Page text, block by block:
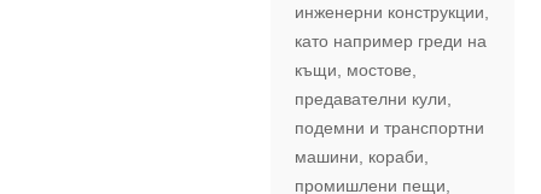
инженерни конструкции,
като например греди на
къщи, мостове,
предавателни кули,
подемни и транспортни
машини, кораби,
промишлени пещи,